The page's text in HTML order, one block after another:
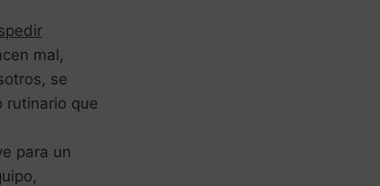
mal,
se
rutinario que
para un